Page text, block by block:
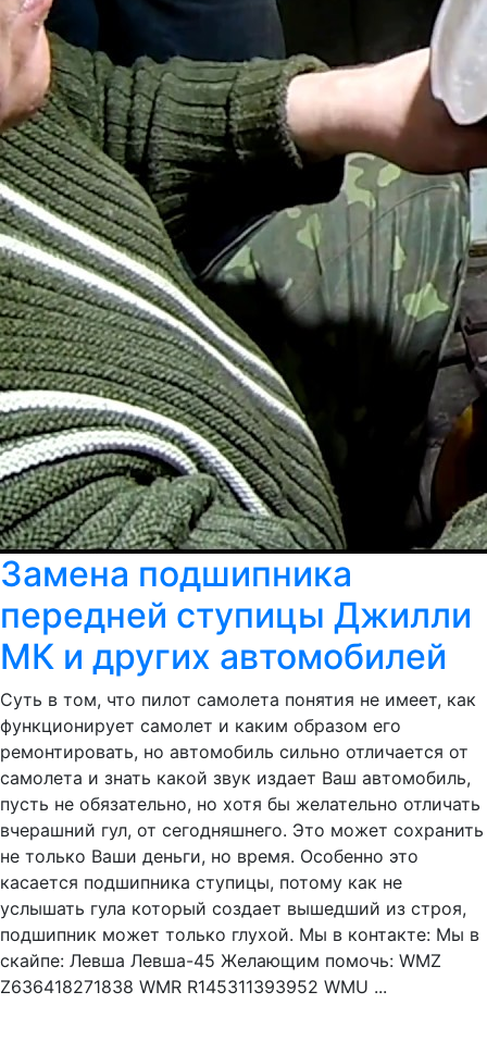
Замена подшипника
передней ступицы Джилли
МК и других автомобилей
Суть в том, что пилот самолета понятия не имеет, как
функционирует самолет и каким образом его
ремонтировать, но автомобиль сильно отличается от
самолета и знать какой звук издает Ваш автомобиль,
пусть не обязательно, но хотя бы желательно отличать
вчерашний гул, от сегодняшнего. Это может сохранить
не только Ваши деньги, но время. Особенно это
касается подшипника ступицы, потому как не
услышать гула который создает вышедший из строя,
подшипник может только глухой. Мы в контакте: Мы в
скайпе: Левша Левша-45 Желающим помочь: WMZ
Z636418271838 WMR R145311393952 WMU ...